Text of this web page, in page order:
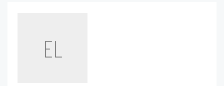
EL